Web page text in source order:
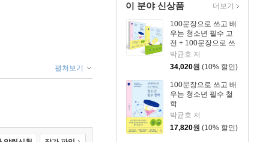
이 분야 신상품
100문장으로 쓰고 배
우는 청소년 필수 고
전 + 100문장으로 쓰
고 배우는 청소년 필
수 철학 세트
박균호 저
34,020원 (10% 할인)
100문장으로 쓰고 배
우는 청소년 필수 철
학
박균호 저
17,820원 (10% 할인)
더보기
펼쳐보기